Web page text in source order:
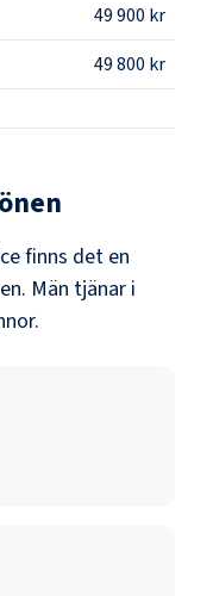
49 900 kr
49 800 kr
finns det en
Män tjänar i
.